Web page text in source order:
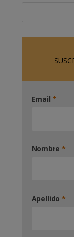
Email *
Nombre *
Apellido *